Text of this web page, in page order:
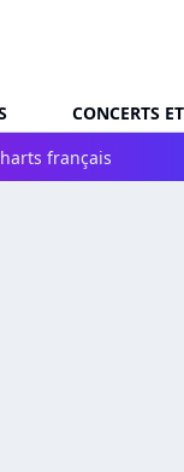
CONCERTS
français